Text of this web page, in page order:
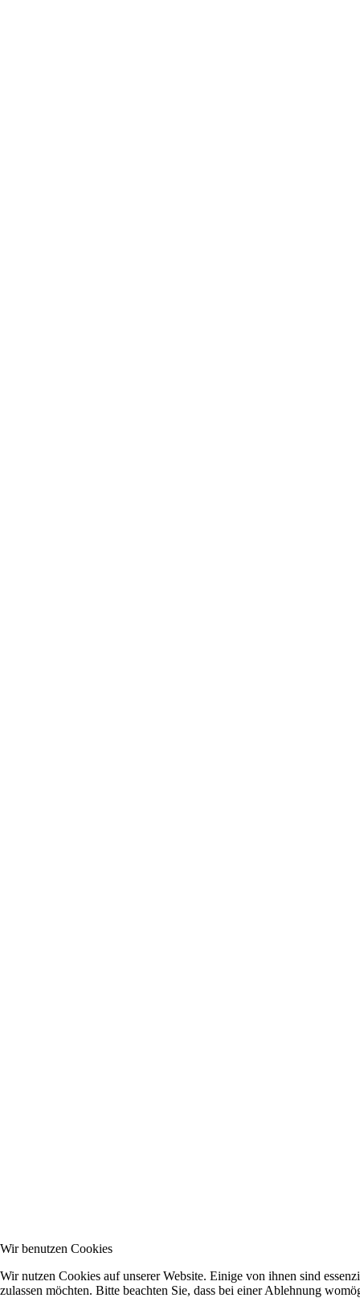
Wir benutzen Cookies
Wir nutzen Cookies auf unserer Website. Einige von ihnen sind
zulassen möchten. Bitte beachten Sie, dass bei einer Ablehnung